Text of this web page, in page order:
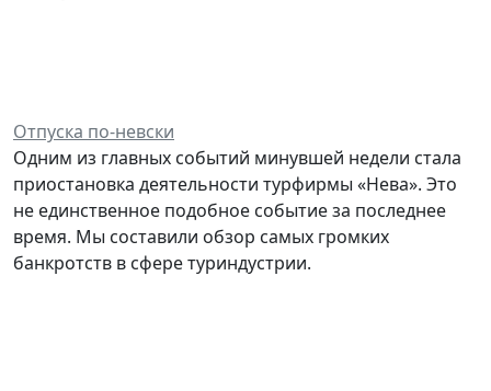
Отпуска по-невски
Одним из главных событий минувшей недели стала
приостановка деятельности турфирмы «Нева». Это
не единственное подобное событие за последнее
время. Мы составили обзор самых громких
банкротств в сфере туриндустрии.